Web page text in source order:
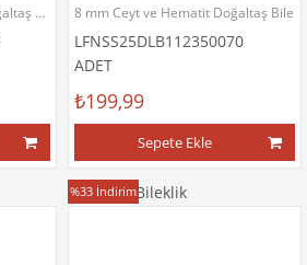
8 mm Orijinal Tibet Akik Doğaltaş ve 8 mm Cam Onyx Bileklik 8 mm Ceyt ve Hematit Doğaltaş
LFNSS25DLB112350070
ADET
₺199,99
Sepete Ekle
Doğaltaş Bileklik
%33 İndirim